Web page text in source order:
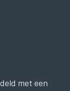
met een